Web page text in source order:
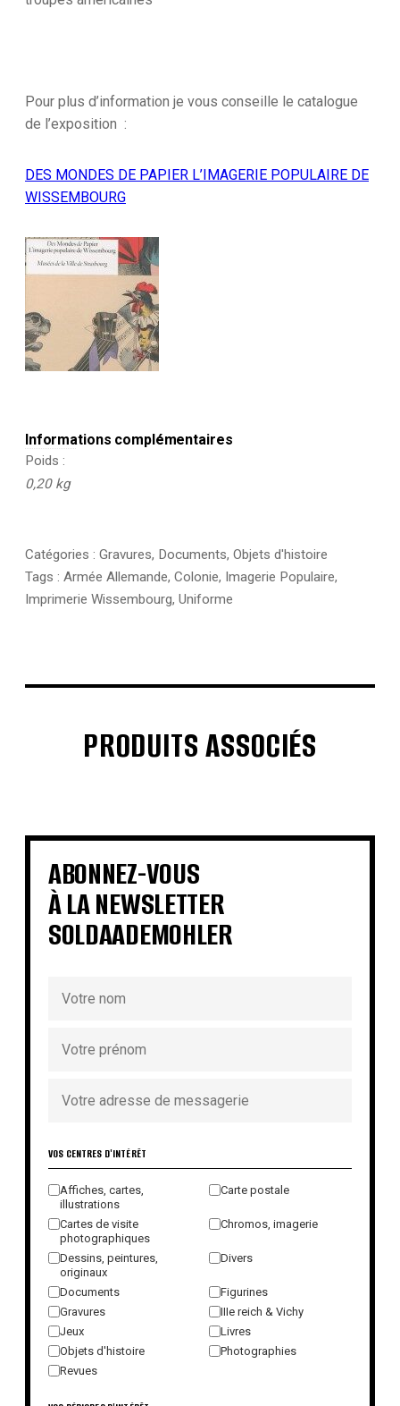
Pour plus d’information je vous conseille le catalogue
de l’exposition :
DES MONDES DE PAPIER L’IMAGERIE POPULAIRE DE
WISSEMBOURG
Informations complémentaires
Poids
0,20 kg
Catégories : Gravures, Documents, Objets d'histoire
Tags : Armée Allemande, Colonie, Imagerie Populaire,
Imprimerie Wissembourg, Uniforme
PRODUITS ASSOCIÉS
€ €
€ € €
€ €
ABONNEZ-VOUS
À LA NEWSLETTER
SOLDAADEMOHLER
VOS CENTRES D'INTÉRÊT
Affiches, cartes,
illustrations
Carte postale
Cartes de visite
photographiques
Chromos, imagerie
Dessins, peintures,
originaux
Divers
Documents
Figurines
Gravures
IIIe reich & Vichy
Jeux
Livres
Objets d'histoire
Photographies
Revues